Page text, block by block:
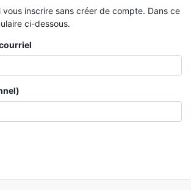
vous inscrire sans créer de compte. Dans ce
ci-dessous.